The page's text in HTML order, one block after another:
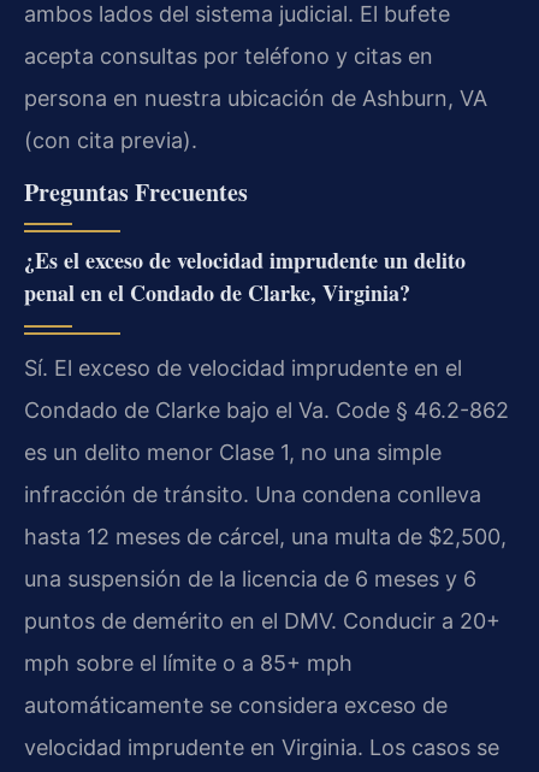
ambos lados del sistema judicial. El bufete
acepta consultas por teléfono y citas en
persona en nuestra ubicación de Ashburn, VA
(con cita previa).
Preguntas Frecuentes
¿Es el exceso de velocidad imprudente un delito
penal en el Condado de Clarke, Virginia?
Sí. El exceso de velocidad imprudente en el
Condado de Clarke bajo el Va. Code § 46.2-862
es un delito menor Clase 1, no una simple
infracción de tránsito. Una condena conlleva
hasta 12 meses de cárcel, una multa de $2,500,
una suspensión de la licencia de 6 meses y 6
puntos de demérito en el DMV. Conducir a 20+
mph sobre el límite o a 85+ mph
automáticamente se considera exceso de
velocidad imprudente en Virginia. Los casos se